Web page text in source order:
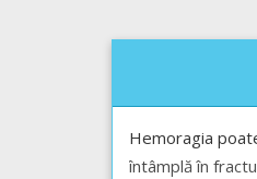
Hemoragia
întâmplă în